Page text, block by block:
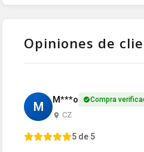
Opiniones de
M M***o Compra
CZ
5 de 5